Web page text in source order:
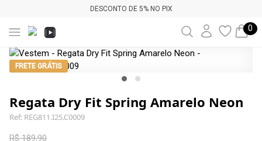
DESCONTO DE 5% NO PIX
0
FRETE GRÁTIS
Regata Dry Fit Spring Amarelo Neon
Ref: REG811.I25.C0009
R$ 189,90